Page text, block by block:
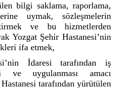
bilgi saklama, raporlama,
uymak, sözleşmelerin
ve bu hizmetlerden
Yozgat Şehir Hastanesi’nin
ifa etmek,
İdaresi tarafından iş
ve uygulanması amacı
tarafından yürütülen